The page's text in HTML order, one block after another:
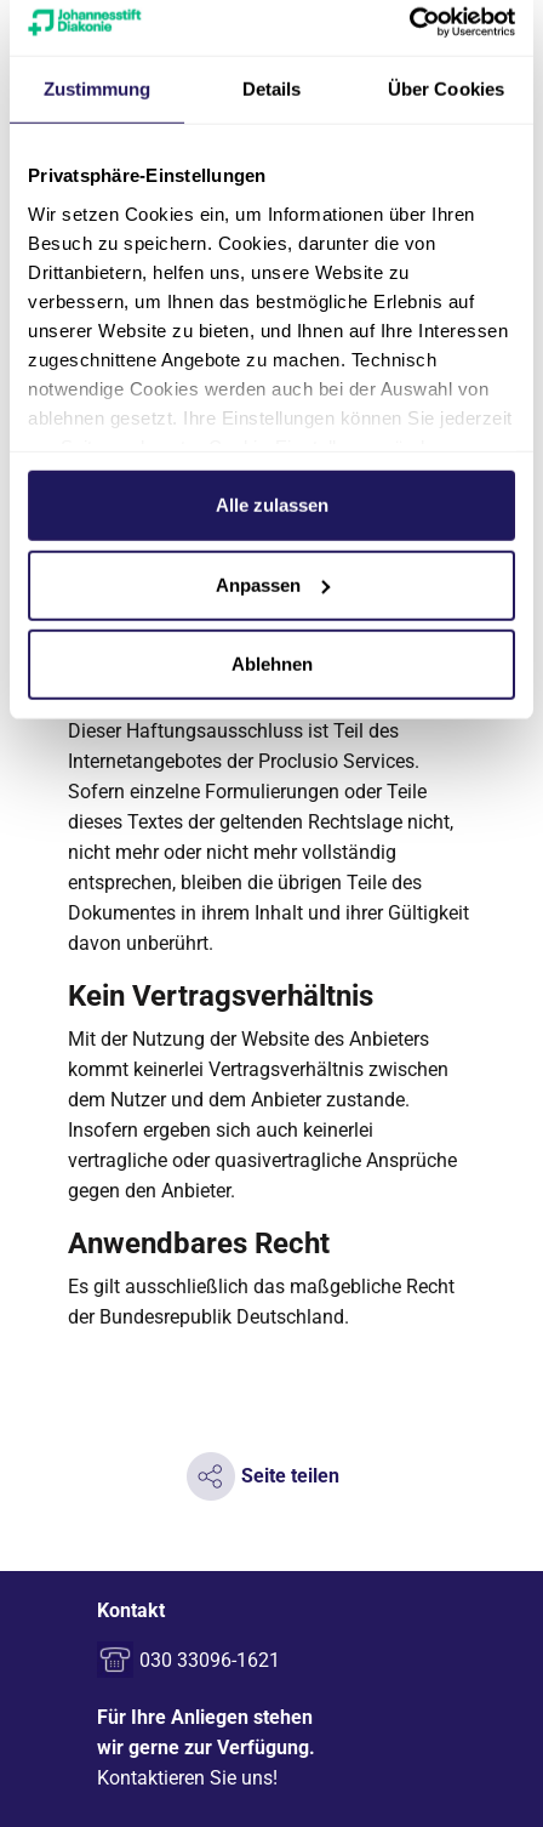
Zustimmung Details Über Cookies
Privatsphäre-Einstellungen
Wir setzen Cookies ein, um Informationen über Ihren
Besuch zu speichern. Cookies, darunter die von
Drittanbietern, helfen uns, unsere Website zu
verbessern, um Ihnen das bestmögliche Erlebnis auf
unserer Website zu bieten, und Ihnen auf Ihre Interessen
zugeschnittene Angebote zu machen. Technisch
notwendige Cookies werden auch bei der Auswahl von
ablehnen gesetzt. Ihre Einstellungen können Sie jederzeit
Weitere Informationen hierzu finden Sie in unserer
.
Alle zulassen
Anpassen
Ablehnen
die Herstellung von Kopien und Downloads für
kommerziellen Gebrauch ist erlaubt.
Sofern innerhalb des Internetangebotes die
Möglichkeit der Eingabe von persönlichen
Daten (E-Mail-Adresse, Namen, Anschriften)
besteht, erfolgt diese freiwillig. Proclusio
Services erklärt ausdrücklich, dass sie
persönliche Daten nicht an Dritte weitergibt.
Die Verwendung der Kontaktdaten des
Impressums zur gewerblichen Werbung ist
Einwilligung erteilt oder es besteht bereits eine
Geschäftsbeziehung. Der Anbieter und alle auf
dieser Website genannten Personen
Verwendung und Weitergabe ihrer Daten.
Rechtswirksamkeit
Dieser Haftungsausschluss ist Teil des
Internetangebotes der Proclusio Services.
Sofern einzelne Formulierungen oder Teile
dieses Textes der geltenden Rechtslage nicht,
nicht mehr oder nicht mehr vollständig
entsprechen, bleiben die übrigen Teile des
Dokumentes in ihrem Inhalt und ihrer Gültigkeit
davon unberührt.
Kein Vertragsverhältnis
Mit der Nutzung der Website des Anbieters
kommt keinerlei Vertragsverhältnis zwischen
dem Nutzer und dem Anbieter zustande.
Insofern ergeben sich auch keinerlei
vertragliche oder quasivertragliche Ansprüche
gegen den Anbieter.
Anwendbares Recht
Es gilt ausschließlich das maßgebliche Recht
der Bundesrepublik Deutschland.
Seite teilen
Kontakt
030 33096-1621
Für Ihre Anliegen stehen
wir gerne zur Verfügung.
Kontaktieren Sie uns!